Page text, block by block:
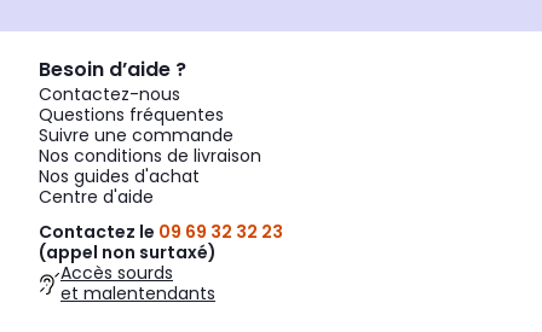
Besoin d’aide ?
Contactez-nous
Questions fréquentes
Suivre une commande
Nos conditions de livraison
Nos guides d'achat
Centre d'aide
Contactez le 09 69 32 32 23
(appel non surtaxé)
Accès sourds
et malentendants